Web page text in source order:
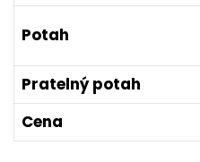
Potah
Pratelný potah
Cena